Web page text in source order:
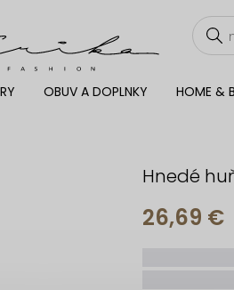
OBUV A DOPLNKY HOME &
Hnedé
26,69 €